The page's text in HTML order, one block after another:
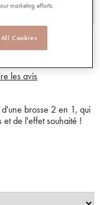
les avis
brosse 2 en 1, qui
de l'effet souhaité !
marketing efforts.
Cookies